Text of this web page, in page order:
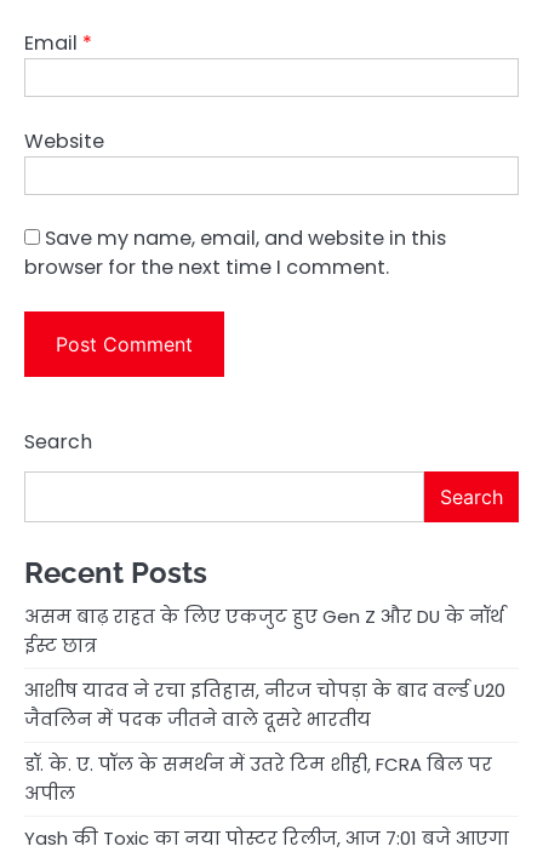
Email *
Website
Save my name, email, and website in this
browser for the next time I comment.
Search
Search
Recent Posts
असम बाढ़ राहत के लिए एकजुट हुए Gen Z और DU के नॉर्थ
ईस्ट छात्र
आशीष यादव ने रचा इतिहास, नीरज चोपड़ा के बाद वर्ल्ड U20
जैवलिन में पदक जीतने वाले दूसरे भारतीय
डॉ. के. ए. पॉल के समर्थन में उतरे टिम शीही, FCRA बिल पर
अपील
Yash की Toxic का नया पोस्टर रिलीज, आज 7:01 बजे आएगा